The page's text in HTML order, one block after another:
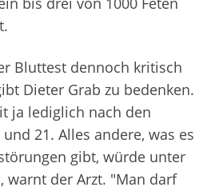
Bluttest dennoch kritisch
Dieter Grab zu bedenken.
ja lediglich nach den
21. Alles andere, was es
gibt, würde unter
warnt der Arzt. "Man darf